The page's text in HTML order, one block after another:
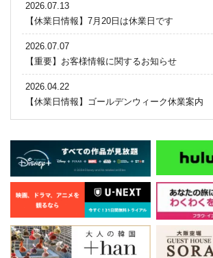
2026.07.13
【休業日情報】7月20日は休業日です
2026.07.07
【重要】お客様情報に関するお知らせ
2026.04.22
【休業日情報】ゴールデンウィーク休業案内